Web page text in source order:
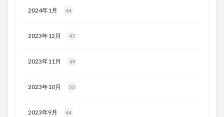
2024年1月 44
2023年12月 47
2023年11月 49
2023年10月 53
2023年9月 44